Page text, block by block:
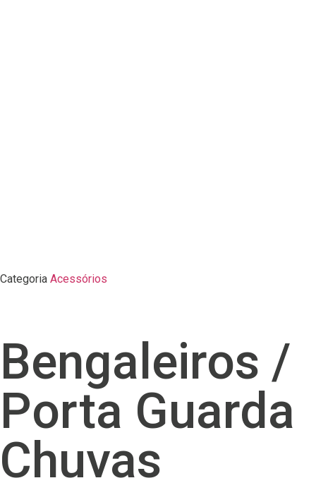
Categoria Acessórios
Bengaleiros /
Porta Guarda
Chuvas